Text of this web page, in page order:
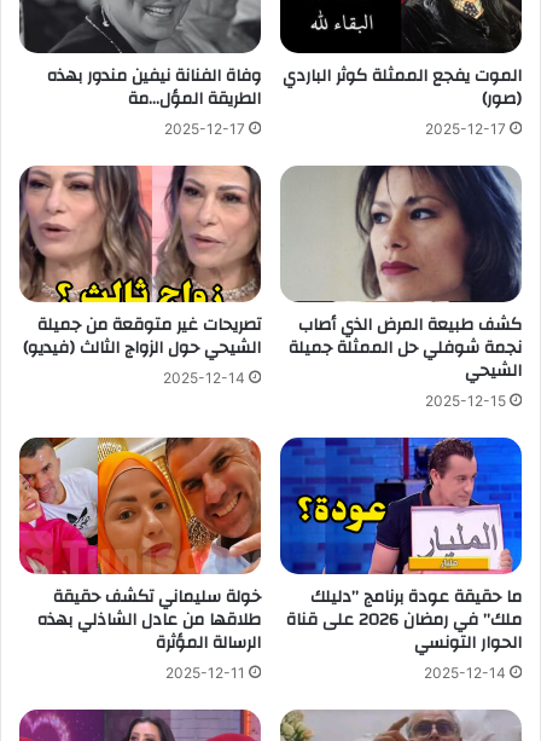
الموت يفجع الممثلة كوثر الباردي
(صور)
2025-12-17
وفاة الفنانة نيفين مندور بهذه
الطريقة المؤل…مة
2025-12-17
كشف طبيعة المرض الذي أصاب
نجمة شوفلي حل الممثلة جميلة
الشيحي
2025-12-15
تصريحات غير متوقعة من جميلة
الشيحي حول الزواج الثالث (فيديو)
2025-12-14
ما حقيقة عودة برنامج ”دليلك
ملك” في رمضان 2026 على قناة
الحوار التونسي
2025-12-14
خولة سليماني تكشف حقيقة
طلاقها من عادل الشاذلي بهذه
الرسالة المؤثرة
2025-12-11